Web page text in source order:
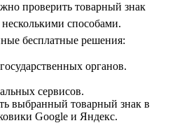
проверить товарный знак
способами.
бесплатные решения:
органов.
сервисов.
выбранный товарный знак в
Google и Яндекс.